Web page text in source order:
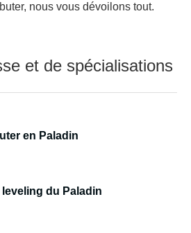
nous vous dévoilons tout.
et de spécialisations
en Paladin
leveling du Paladin